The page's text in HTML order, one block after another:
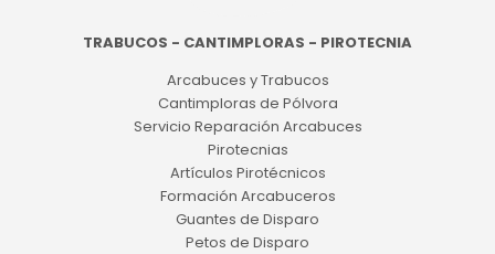
TRABUCOS - CANTIMPLORAS - PIROTECNIA
Arcabuces y Trabucos
Cantimploras de Pólvora
Servicio Reparación Arcabuces
Pirotecnias
Artículos Pirotécnicos
Formación Arcabuceros
Guantes de Disparo
Petos de Disparo